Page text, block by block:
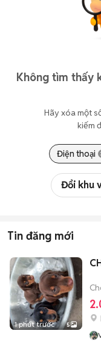
Không tìm thấy
Hãy xóa một
kiếm
Điện thoại
Đổi khu
Tin đăng mới
1 phút trước 5